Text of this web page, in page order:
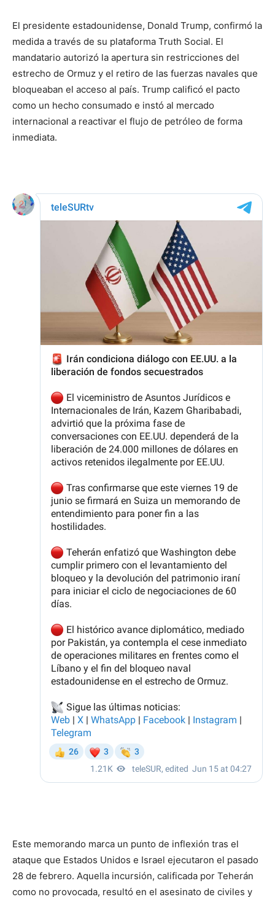
El presidente estadounidense, Donald Trump, confirmó la
medida a través de su plataforma Truth Social. El
mandatario autorizó la apertura sin restricciones del
estrecho de Ormuz y el retiro de las fuerzas navales que
bloqueaban el acceso al país. Trump calificó el pacto
como un hecho consumado e instó al mercado
internacional a reactivar el flujo de petróleo de forma
inmediata.
Este memorando marca un punto de inflexión tras el
ataque que Estados Unidos e Israel ejecutaron el pasado
28 de febrero. Aquella incursión, calificada por Teherán
como no provocada, resultó en el asesinato de civiles y